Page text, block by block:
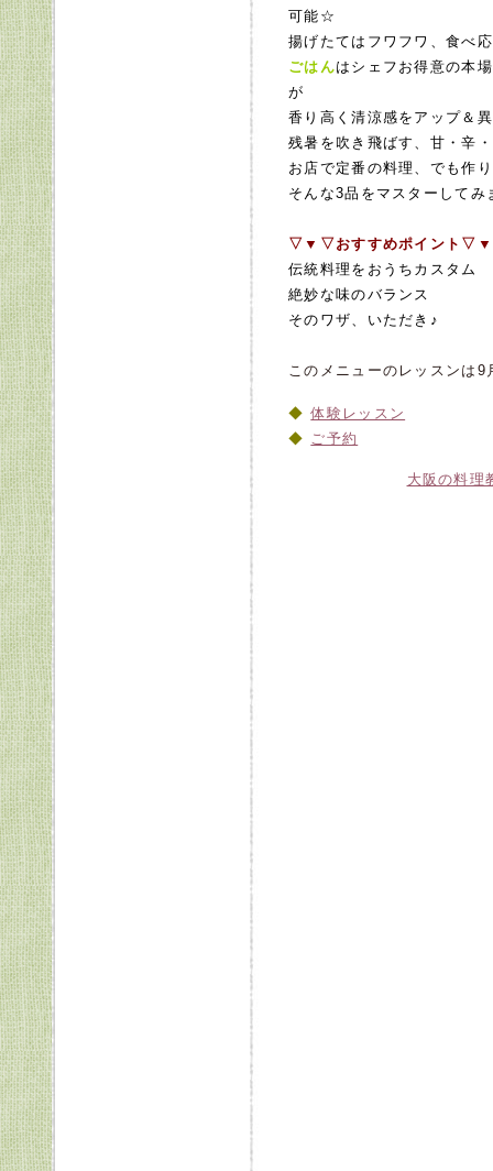
可能☆
揚げたてはフワフワ、食べ
ごはんはシェフお得意の本
が
香り高く清涼感をアップ＆
残暑を吹き飛ばす、甘・辛
お店で定番の料理、でも作
そんな3品をマスターしてみ
▽▼▽おすすめポイント
伝統料理をおうちカスタム
絶妙な味のバランス
そのワザ、いただき
このメニューのレッスンは
体験レッスン
ご予約
大阪の料理